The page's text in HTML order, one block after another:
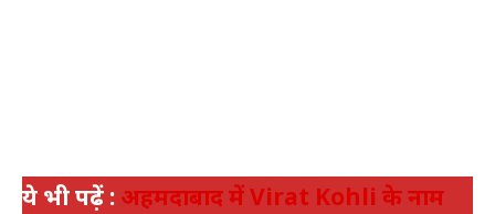
ये भी पढ़ें : अहमदाबाद में Virat Kohli के नाम